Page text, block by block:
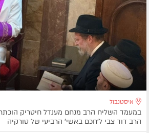
איסטנבול
במעמד השליח הרב מנחם מענדל חיטריק
הרב דוד צבי ל'חכם באשי' הרביעי של טורקיה